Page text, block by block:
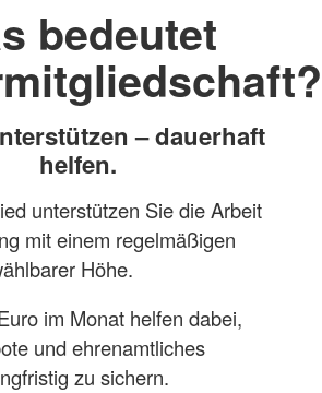
bedeutet
– dauerhaft
helfen.
unterstützen Sie die Arbeit
mit einem regelmäßigen
Höhe.
im Monat helfen dabei,
und ehrenamtliches
zu sichern.